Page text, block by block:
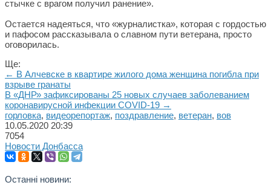
стычке с врагом получил ранение».
Остается надеяться, что «журналистка», которая с гордостью
и пафосом рассказывала о славном пути ветерана, просто
оговорилась.
Ще:
← В Алчевске в квартире жилого дома женщина погибла при
взрыве гранаты
В «ДНР» зафиксированы 25 новых случаев заболеванием
коронавирусной инфекции COVID-19 →
горловка, видеорепортаж, поздравление, ветеран, вов
10.05.2020 20:39
7054
Новости Донбасса
Останні новини: